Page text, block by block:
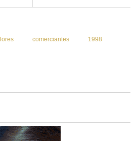
comerciantes
1998